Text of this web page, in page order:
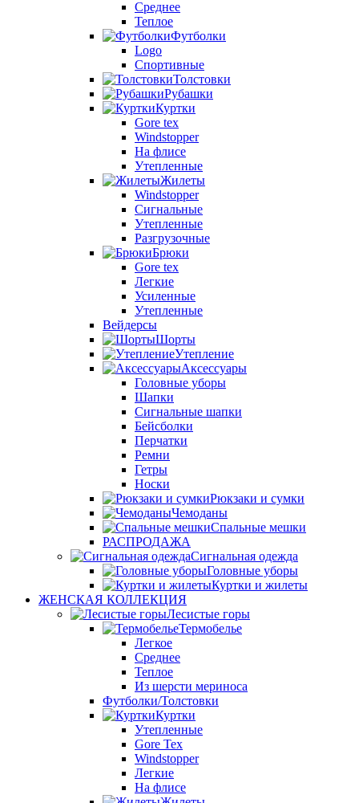
Среднее
Теплое
Футболки
Logo
Спортивные
Толстовки
Рубашки
Куртки
Gore tex
Windstopper
На флисе
Утепленные
Жилеты
Windstopper
Сигнальные
Утепленные
Разгрузочные
Брюки
Gore tex
Легкие
Усиленные
Утепленные
Вейдерсы
Шорты
Утепление
Аксессуары
Головные уборы
Шапки
Сигнальные шапки
Бейсболки
Перчатки
Ремни
Гетры
Носки
Рюкзаки и сумки
Чемоданы
Спальные мешки
РАСПРОДАЖА
Сигнальная одежда
Головные уборы
Куртки и жилеты
ЖЕНСКАЯ КОЛЛЕКЦИЯ
Лесистые горы
Термобелье
Легкое
Среднее
Теплое
Из шерсти мериноса
Футболки/Толстовки
Куртки
Утепленные
Gore Tex
Windstopper
Легкие
На флисе